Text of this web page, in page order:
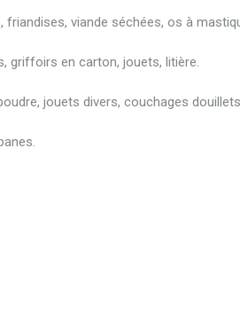
viande séchées, os à
griffoirs en carton, jouets, litière.
jouets divers, couchages